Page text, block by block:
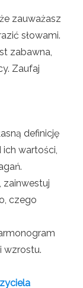
zauważasz
słowami.
zabawna,
Zaufaj
definicję
wartości,
zainwestuj
czego
wzrostu.